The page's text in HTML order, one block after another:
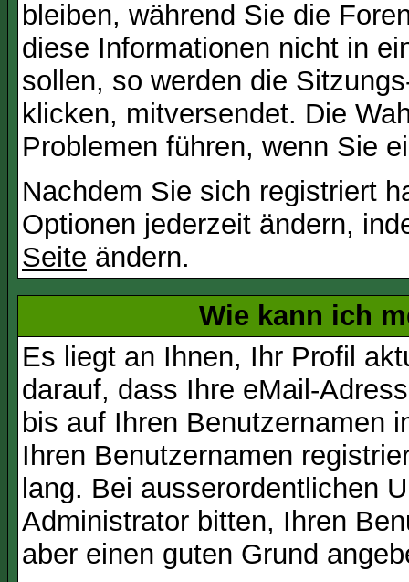
bleiben, während Sie die
diese Informationen nicht in
sollen, so werden die
klicken, mitversendet. Die
Problemen führen, wenn Sie
Nachdem Sie sich registriert
Optionen jederzeit ändern,
Seite ändern.
Wie kann ich
Es liegt an Ihnen, Ihr Profil
darauf, dass Ihre eMail-
bis auf Ihren Benutzernamen
Ihren Benutzernamen
lang. Bei ausserordentlichen
Administrator bitten, Ihren
aber einen guten Grund